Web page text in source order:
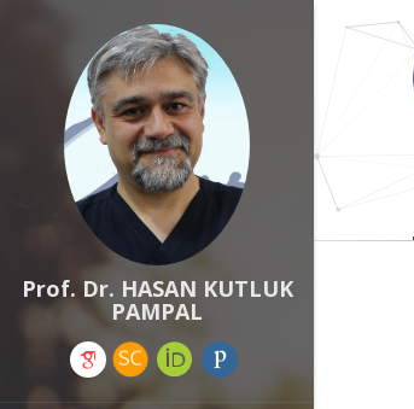
Prof. Dr. HASAN KUTLUK
PAMPAL